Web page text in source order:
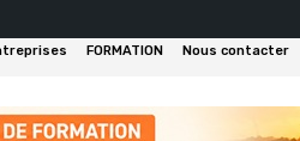
FORMATION
Nous contacter